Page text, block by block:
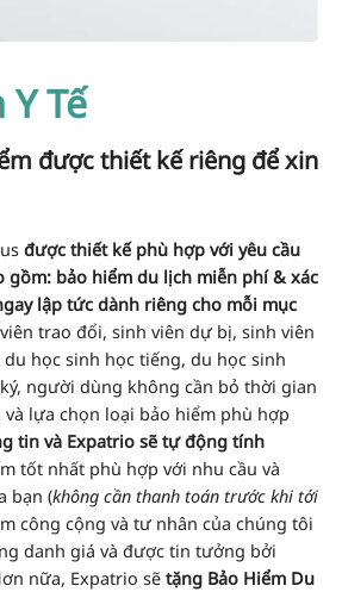
Tế
được thiết kế riêng để xin
được thiết kế phù hợp với yêu cầu
gồm: bảo hiểm du lịch miễn phí & xác
lập tức dành riêng cho mỗi mục
trao đổi, sinh viên dự bị, sinh viên
học sinh học tiếng, du học sinh
người dùng không cần bỏ thời gian
lựa chọn loại bảo hiểm phù hợp
tin và Expatrio sẽ tự động tính
tốt nhất phù hợp với nhu cầu và
bạn (không cần thanh toán trước khi tới
công cộng và tư nhân của chúng tôi
danh giá và được tin tưởng bởi
nữa, Expatrio sẽ tặng Bảo Hiểm Du